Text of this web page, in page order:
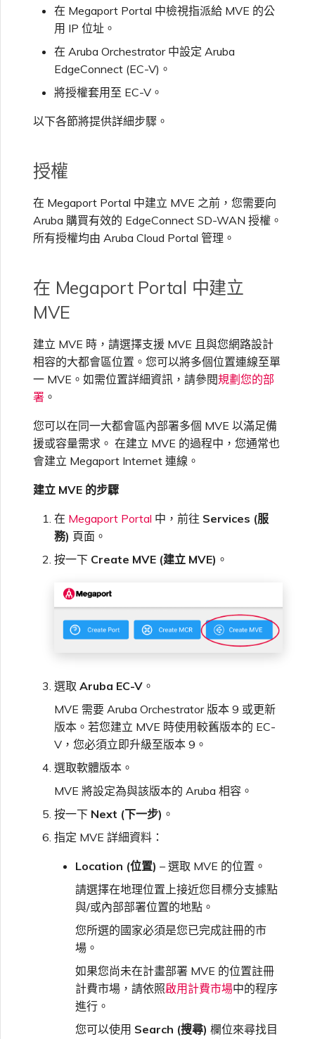
Connect
SAP
終止 MCR
Megaport 授權書
客戶註冊與入駐
使用 API 建立 MCR VXC
從 MCR 建立至 Azure 的
從 MVE 建立至 AWS 的 VXC
從 MVE 建立至 Azure 的
從 MVE 建立至 Google 的
VXC
變更 IX 設定
遷移 VXC 和 IX
關閉 VXC 和 IX
監控服務狀態
設定 OpenMetrics 服務監控
Azure 服務金鑰 API 回應欄
客戶安全責任
Megaport Portal 驗證常見
X-Auth Token 淘汰常見問題
API 淘汰常見問題
單一登入（SSO）功能與使
用說明
疑難排解後續步驟
提供偵錯資訊以加快支援回應
在 Megaport Portal 中檢視指派給 MVE 的公
用 IP 位址。
在 Aruba Orchestrator 中設定 Aruba
EdgeConnect (EC-V)。
將授權套用至 EC-V。
以下各節將提供詳細步驟。
授權
在 Megaport Portal 中建立 MVE 之前，您需要向
Aruba 購買有效的 EdgeConnect SD-WAN 授權。
所有授權均由 Aruba Cloud Portal 管理。
在 Megaport Portal 中建立
MVE
建立 MVE 時，請選擇支援 MVE 且與您網路設計
相容的大都會區位置。您可以將多個位置連線至單
一 MVE。如需位置詳細資訊，請參閱規劃您的部
署 。
您可以在同一大都會區內部署多個 MVE 以滿足備
援或容量需求。 在建立 MVE 的過程中，您通常也
會建立 Megaport Internet 連線。
建立 MVE 的步驟
在 Megaport Portal 中，前往 Services (服
務) 頁面。
按一下 Create MVE (建立 MVE) 。
選取 Aruba EC-V 。
MVE 需要 Aruba Orchestrator 版本 9 或更新
版本。若您建立 MVE 時使用較舊版本的 EC-
V，您必須立即升級至版本 9。
選取軟體版本。
MVE 將設定為與該版本的 Aruba 相容。
按一下 Next (下一步) 。
指定 MVE 詳細資料：
Location (位置) – 選取 MVE 的位置。
請選擇在地理位置上接近您目標分支據點
與/或內部部署位置的地點。
您所選的國家必須是您已完成註冊的市
場。
如果您尚未在計畫部署 MVE 的位置註冊
計費市場，請依照啟用計費市場中的程序
進行。
您可以使用 Search (搜尋) 欄位來尋找目